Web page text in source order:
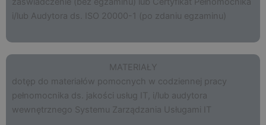
i/lub Audytora ds. ISO 20000-1 (po zdaniu egzaminu)
MATERIAŁY
dotęp do materiałów pomocnych w codziennej pracy
pełnomocnika ds. jakości usług IT, i/lub audytora
wewnętrznego Systemu Zarządzania Usługami IT